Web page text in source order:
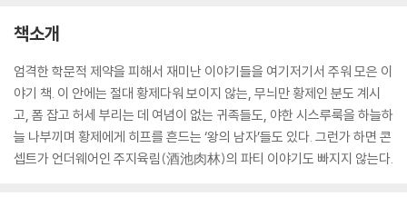
책소개
엄격한 학문적 제약을 피해서 재미난 이야기들을 여기저기서 주워 모은 이
야기 책. 이 안에는 절대 황제다워 보이지 않는, 무늬만 황제인 분도 계시
고, 폼 잡고 허세 부리는 데 여념이 없는 귀족들도, 야한 시스루룩을 하늘하
늘 나부끼며 황제에게 히프를 흔드는 ‘왕의 남자’들도 있다. 그런가 하면 콘
셉트가 언더웨어인 주지육림(酒池肉林)의 파티 이야기도 빠지지 않는다.